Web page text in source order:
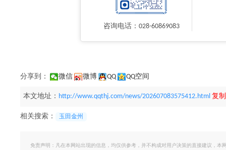
咨询电话：028-60869083
分享到： 微信 微博 QQ QQ空间
本文地址： http://www.qqthj.com/news/202607083575412.html 复
相关搜索： 玉田金州
免责声明：凡在本网站出现的信息，均仅供参考，并不构成对用户决策的直接建议，